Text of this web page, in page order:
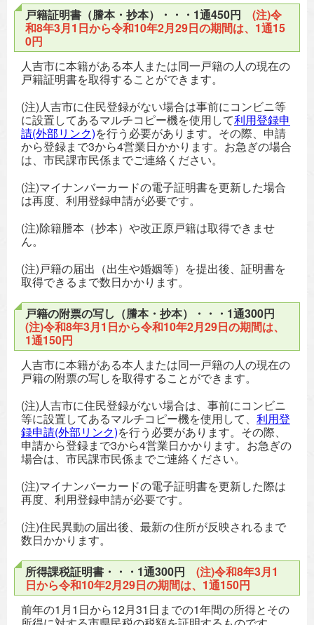
戸籍証明書（謄本・抄本）・・・1通450円 (注)令
和8年3月1日から令和10年2月29日の期間は、1通15
0円
人吉市に本籍がある本人または同一戸籍の人の現在の
戸籍証明書を取得することができます。
(注)人吉市に住民登録がない場合は事前にコンビニ等
に設置してあるマルチコピー機を使用して利用登録申
請(外部リンク)を行う必要があります。その際、申請
から登録まで3から4営業日かかります。お急ぎの場合
は、市民課市民係までご連絡ください。
(注)マイナンバーカードの電子証明書を更新した場合
は再度、利用登録申請が必要です。
(注)除籍謄本（抄本）や改正原戸籍は取得できませ
ん。
(注)戸籍の届出（出生や婚姻等）を提出後、証明書を
取得できるまで数日かかります。
戸籍の附票の写し（謄本・抄本）・・・1通300円
(注)令和8年3月1日から令和10年2月29日の期間は、
1通150円
人吉市に本籍がある本人または同一戸籍の人の現在の
戸籍の附票の写しを取得することができます。
(注)人吉市に住民登録がない場合は、事前にコンビニ
等に設置してあるマルチコピー機を使用して、 利用登
録申請(外部リンク)を行う必要があります。その際、
申請から登録まで3から4営業日かかります。お急ぎの
場合は、市民課市民係までご連絡ください。
(注)マイナンバーカードの電子証明書を更新した際は
再度、利用登録申請が必要です。
(注)住民異動の届出後、最新の住所が反映されるまで
数日かかります。
所得課税証明書・・・1通300円 (注)令和8年3月1
日から令和10年2月29日の期間は、1通150円
前年の1月1日から12月31日までの1年間の所得とその